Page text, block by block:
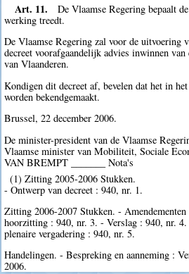
Art. 11.
De Vlaamse Regering bepaalt
werking treedt.
De Vlaamse Regering zal voor de uitvoering
decreet voorafgaandelijk advies inwinnen
van Vlaanderen.
Kondigen dit decreet af, bevelen dat het in
worden bekendgemaakt.
Brussel, 22 december 2006.
De minister-president van de Vlaamse
Vlaamse minister van Mobiliteit, Sociale
VAN BREMPT _______ Nota's
(1) Zitting 2005-2006 Stukken.
- Ontwerp van decreet : 940, nr. 1.
Zitting 2006-2007 Stukken. -
hoorzitting : 940, nr. 3. - Verslag : 940, nr. 4.
plenaire vergadering : 940, nr. 5.
Handelingen. - Bespreking en aanneming :
2006.